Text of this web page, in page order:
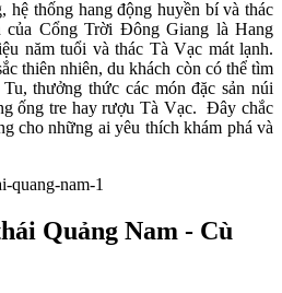
hệ thống hang động huyền bí và thác
của Cổng Trời Đông Giang là Hang
năm tuổi và thác Tà Vạc mát lạnh.
thiên nhiên, du khách còn có thể tìm
thưởng thức các món đặc sản núi
ống tre hay rượu Tà Vạc. Đây chắc
cho những ai yêu thích khám phá và
Quảng Nam - Cù